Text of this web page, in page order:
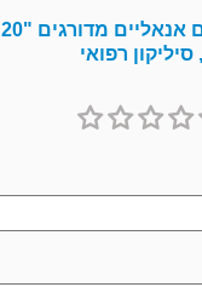
רפואי